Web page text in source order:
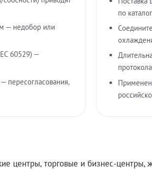
— недобор или
60529) —
пересогласования,
по
центры, торговые и бизнес-